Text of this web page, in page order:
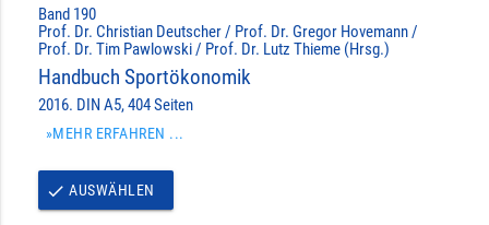
Band 190
Prof. Dr. Christian Deutscher / Prof. Dr. Gregor Hovemann /
Prof. Dr. Tim Pawlowski / Prof. Dr. Lutz Thieme (Hrsg.)
Handbuch Sportökonomik
2016. DIN A5, 404 Seiten
»MEHR ERFAHREN ...
done AUSWÄHLEN